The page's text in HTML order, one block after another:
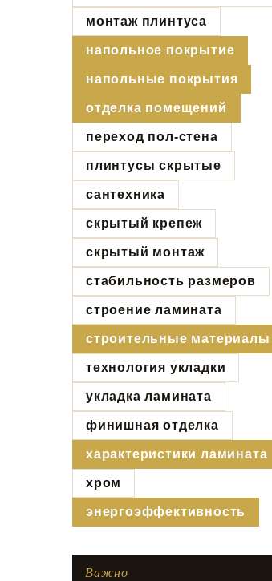
монтаж плинтуса
напольное покрытие
напольные покрытия
отделка помещений
переход пол-стена
плинтусы скрытые
сантехника
скрытый крепеж
скрытый монтаж
стабильность размеров
строение ламината
строительные материалы
технология укладки
укладка ламината
финишная отделка
характеристики ламината
хром
энергоэффективность
Важно